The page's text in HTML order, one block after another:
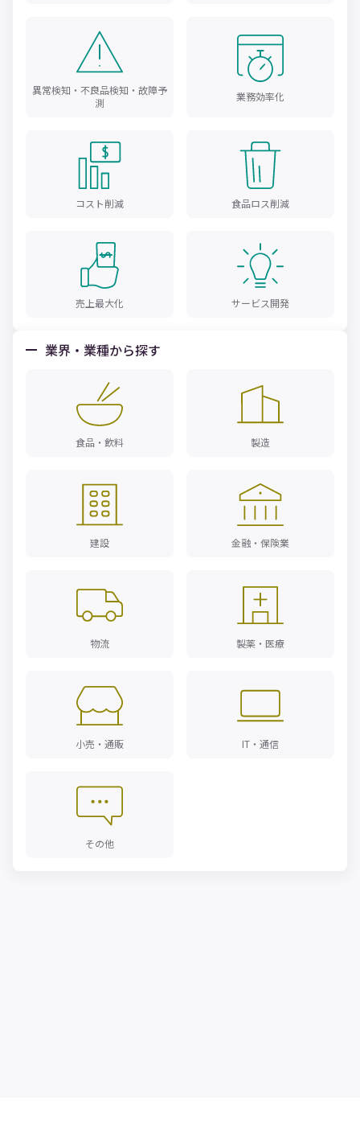
異常検知・不良品検知・故障予
測
業務効率化
コスト削減 食品ロス削減
売上最大化 サービス開発
業界・業種から探す
食品・飲料 製造
建設 金融・保険業
物流 製薬・医療
小売・通販 IT・通信
その他